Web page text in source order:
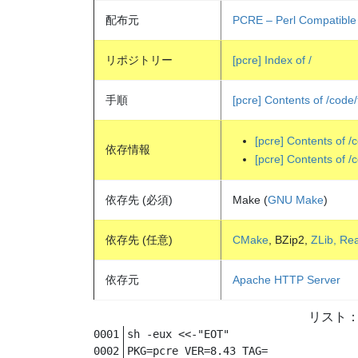
配布元 PCRE – Perl
リポジトリー [pcre] Index of /
手順 [pcre] Contents of /
依存情報
[pcre] Contents of /
[pcre] Contents of /
依存先 (必須) Make (GNU Make)
依存先 (任意) CMake , BZip2, ZLib,
依存元 Apache HTTP Server
sh -eux <<-"EOT"
PKG=pcre VER=8.43 TAG=